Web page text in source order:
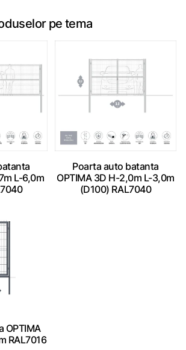
pe tema
L-6,0m
Poarta auto batanta
OPTIMA 3D H-2,0m L-3,0m
(D100) RAL7040
OPTIMA
RAL7016